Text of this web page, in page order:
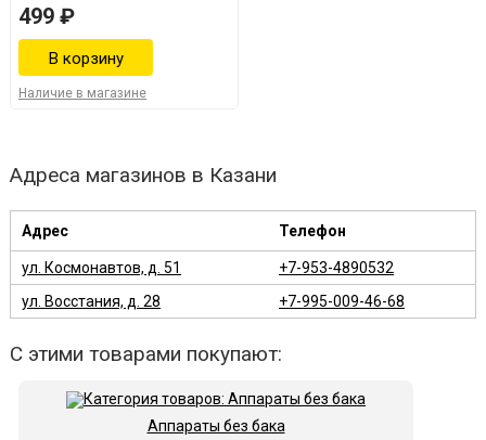
499 ₽
Наличие в магазине
Адреса магазинов в Казани
Адрес Телефон
ул. Космонавтов, д. 51
+7-953-4890532
ул. Восстания, д. 28
+7-995-009-46-68
С этими товарами покупают:
Аппараты без бака